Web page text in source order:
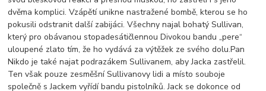
dvěma komplici. Vzápětí unikne nastražené bombě, kterou se ho
pokusili odstranit další zabijáci. Všechny najal bohatý Sullivan,
který pro obávanou stopadesátičlennou Divokou bandu „pere“
uloupené zlato tím, že ho vydává za výtěžek ze svého dolu.Pan
Nikdo je také najat podrazákem Sullivanem, aby Jacka zastřelil.
Ten však pouze zesměšní Sullivanovy lidi a místo souboje
společně s Jackem vyřídí bandu pistolníků. Jack se dokonce od